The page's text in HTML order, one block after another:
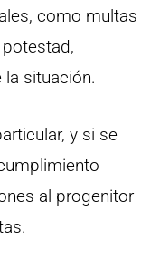
como multas
la situación.
y si se
al progenitor